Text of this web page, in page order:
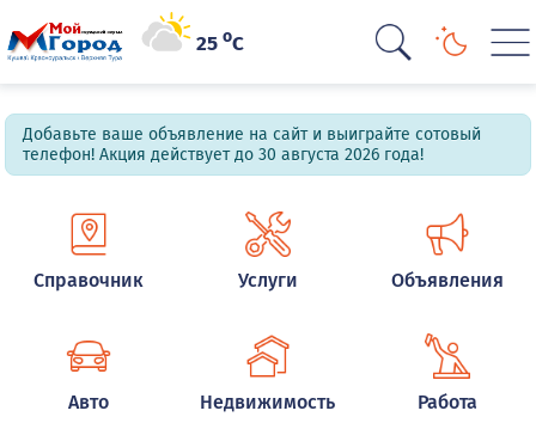
25oC
Добавьте ваше объявление на сайт и выиграйте сотовый
телефон! Акция действует до 30 августа 2026 года!
Справочник Услуги Объявления
Авто Недвижимость Работа